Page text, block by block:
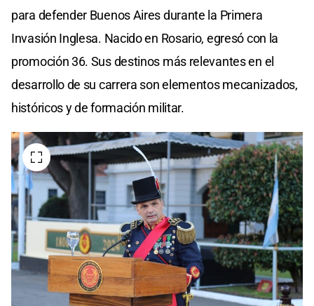
para defender Buenos Aires durante la Primera
Invasión Inglesa. Nacido en Rosario, egresó con la
promoción 36. Sus destinos más relevantes en el
desarrollo de su carrera son elementos mecanizados,
históricos y de formación militar.